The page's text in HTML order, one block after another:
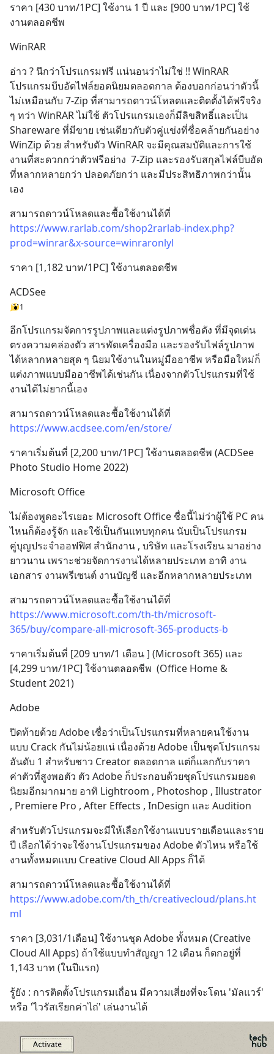
ราคา [430 บาท/1PC] ใช้งาน 1 ปี และ [900 บาท/1PC] ใช้
งานตลอดชีพ
WinRAR
อ่าว ? นึกว่าโปรแกรมฟรี แน่นอนว่าไม่ใช่ !! WinRAR
โปรแกรมบีบอัดไฟล์ยอดนิยมตลอดกาล ต้องบอกก่อนว่าตัวนี้
ไม่เหมือนกับ 7-Zip ที่สามารถดาวน์โหลดและติดตั้งได้ฟรีจริง
ๆ ทว่า WinRAR ไม่ใช้ ตัวโปรแกรมเองก็มีลิขสิทธิ์และเป็น
Shareware ที่มีขาย เช่นเดียวกับตัวคู่แข่งที่ชื่อคล้ายกันอย่าง
WinZip ด้วย สำหรับตัว WinRAR จะมีคุณสมบัติและการใช้
งานที่สะดวกกว่าตัวฟรีอย่าง  7-Zip และรองรับสกุลไฟล์บีบอัด
ที่หลากหลายกว่า ปลอดภัยกว่า และมีประสิทธิภาพกว่านั้น
เอง
สามารถดาวน์โหลดและซื้อใช้งานได้ที่
https://www.rarlab.com/shop2rarlab-index.php?
prod=winrar&x-source=winraronlyl
ราคา [1,182 บาท/1PC] ใช้งานตลอดชีพ
ACDSee
1
อีกโปรแกรมจัดการรูปภาพและแต่งรูปภาพชื่อดัง ที่มีจุดเด่น
ตรงความคล่องตัว สารพัดเครื่องมือ และรองรับไฟล์รูปภาพ
ได้หลากหลายสุด ๆ นิยมใช้งานในหมู่มืออาชีพ หรือมือใหม่ก็
แต่งภาพแบบมืออาชีพได้เช่นกัน เนื่องจากตัวโปรแกรมที่ใช้
งานได้ไม่ยากนี้เอง
สามารถดาวน์โหลดและซื้อใช้งานได้ที่
https://www.acdsee.com/en/store/
ราคาเริ่มต้นที่ [2,200 บาท/1PC] ใช้งานตลอดชีพ (ACDSee
Photo Studio Home 2022)
Microsoft Office
ไม่ต้องพูดอะไรเยอะ Microsoft Office ชื่อนี้ไม่ว่าผู้ใช้ PC คน
ไหนก็ต้องรู้จัก และใช้เป็นกันแทบทุกคน นับเป็นโปรแกรม
คู่บุญประจำออฟฟิศ สำนักงาน , บริษัท และโรงเรียน มาอย่าง
ยาวนาน เพราะช่วยจัดการงานได้หลายประเภท อาทิ งาน
เอกสาร งานพรีเซนต์ งานบัญชี และอีกหลากหลายประเภท
สามารถดาวน์โหลดและซื้อใช้งานได้ที่
https://www.microsoft.com/th-th/microsoft-
365/buy/compare-all-microsoft-365-products-b
ราคาเริ่มต้นที่ [209 บาท/1 เดือน ] (Microsoft 365) และ
[4,299 บาท/1PC] ใช้งานตลอดชีพ  (Office Home &
Student 2021)
Adobe
ปิดท้ายด้วย Adobe เชื่อว่าเป็นโปรแกรมที่หลายคนใช้งาน
แบบ Crack กันไม่น้อยแน่ เนื่องด้วย Adobe เป็นชุดโปรแกรม
อันดับ 1 สำหรับชาว Creator ตลอดกาล แต่ก็แลกกับราคา
ค่าตัวที่สูงพอตัว ตัว Adobe ก็ประกอบด้วยชุดโปรแกรมยอด
นิยมอีกมากมาย อาทิ Lightroom , Photoshop , Illustrator
, Premiere Pro , After Effects , InDesign และ Audition
สำหรับตัวโปรแกรมจะมีให้เลือกใช้งานแบบรายเดือนและราย
ปี เลือกได้ว่าจะใช้งานโปรแกรมของ Adobe ตัวไหน หรือใช้
งานทั้งหมดแบบ Creative Cloud All Apps ก็ได้
สามารถดาวน์โหลดและซื้อใช้งานได้ที่
https://www.adobe.com/th_th/creativecloud/plans.ht
ml
ราคา [3,031/1เดือน] ใช้งานชุด Adobe ทั้งหมด (Creative
Cloud All Apps) ถ้าใช้แบบทำสัญญา 12 เดือน ก็ตกอยู่ที่
1,143 บาท (ในปีแรก)
รู้ยัง : การติดตั้งโปรแกรมเถื่อน มีความเสี่ยงที่จะโดน 'มัลแวร์'
หรือ 'ไวรัสเรียกค่าไถ่' เล่นงานได้